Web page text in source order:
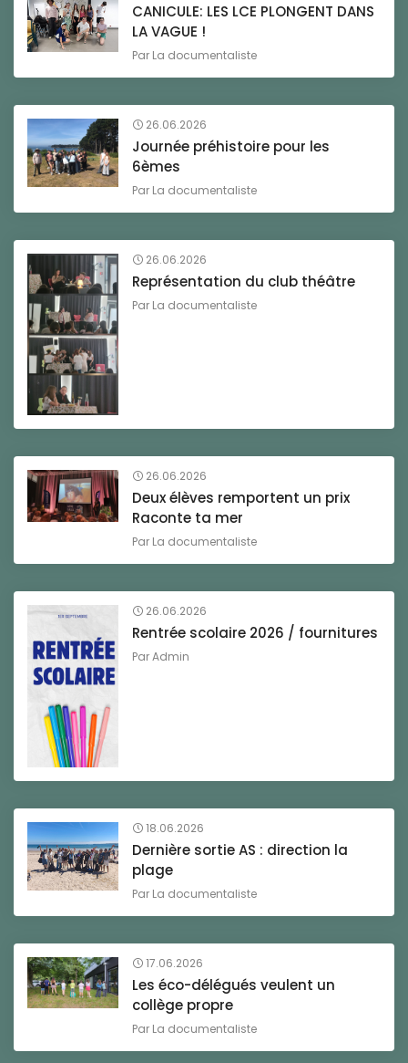
CANICULE: LES LCE PLONGENT DANS
LA VAGUE !
Par La documentaliste
26.06.2026
Journée préhistoire pour les
6èmes
Par La documentaliste
26.06.2026
Représentation du club théâtre
Par La documentaliste
26.06.2026
Deux élèves remportent un prix
Raconte ta mer
Par La documentaliste
26.06.2026
Rentrée scolaire 2026 / fournitures
ParAdmin
18.06.2026
Dernière sortie AS : direction la
plage
Par La documentaliste
17.06.2026
Les éco-délégués veulent un
collège propre
Par La documentaliste